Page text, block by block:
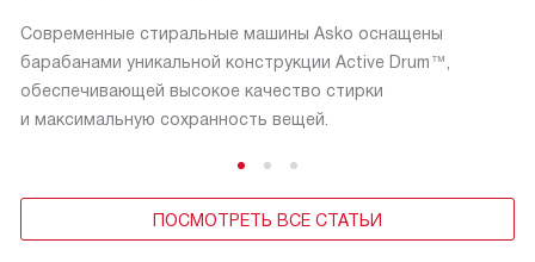
Современные стиральные машины Asko оснащены
барабанами уникальной конструкции Active Drum™,
обеспечивающей высокое качество стирки
и максимальную сохранность вещей.
ПОСМОТРЕТЬ ВСЕ СТАТЬИ